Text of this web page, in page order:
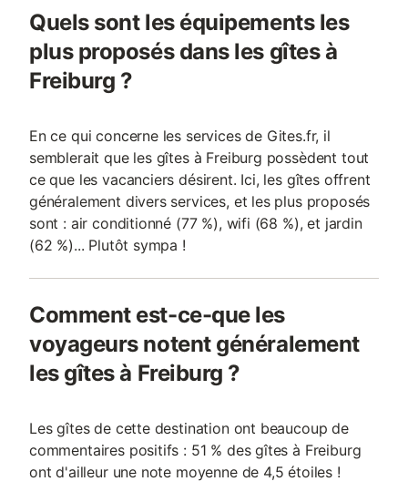
Quels sont les équipements les
plus proposés dans les gîtes à
Freiburg ?
En ce qui concerne les services de Gites.fr, il
semblerait que les gîtes à Freiburg possèdent tout
ce que les vacanciers désirent. Ici, les gîtes offrent
généralement divers services, et les plus proposés
sont : air conditionné (77 %), wifi (68 %), et jardin
(62 %)... Plutôt sympa !
Comment est-ce-que les
voyageurs notent généralement
les gîtes à Freiburg ?
Les gîtes de cette destination ont beaucoup de
commentaires positifs : 51 % des gîtes à Freiburg
ont d'ailleur une note moyenne de 4,5 étoiles !